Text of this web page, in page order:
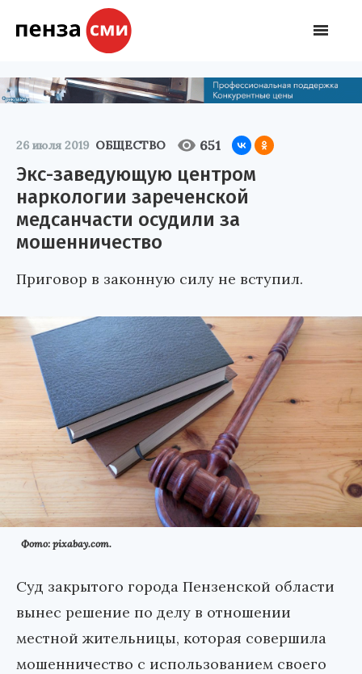
26 июля 2019 ОБЩЕСТВО 651
Экс-заведующую центром
наркологии зареченской
медсанчасти осудили за
мошенничество
Приговор в законную силу не вступил.
Фото: pixabay.com.
Суд закрытого города Пензенской области
вынес решение по делу в отношении
местной жительницы, которая совершила
мошенничество с использованием своего